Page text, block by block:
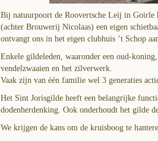
Bij natuurpoort de Roovertsche Leij in Goirle
(achter Brouwerij Nicolaas) een eigen
ontvangt ons in het eigen clubhuis ’t Schop
Enkele gildeleden, waaronder een oud-
vendelzwaaien en het zilverwerk.
Vaak zijn van één familie wel 3 generaties
Het Sint Jorisgilde heeft een belangrijke
dodenherdenking. Ook onderhoudt het gilde
We krijgen de kans om de kruisboog te